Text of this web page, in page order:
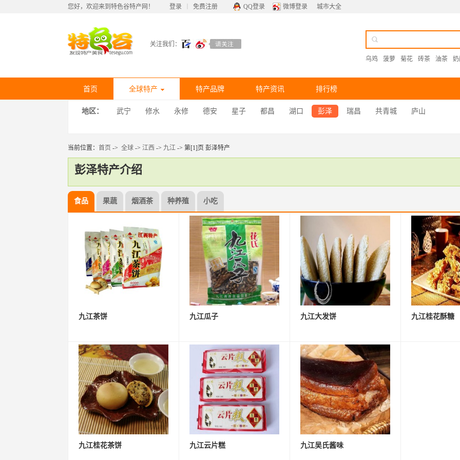
您好，欢迎来到特色谷特产网！ 登录 免费注册 QQ登录 微博登录 城市大全
关注我们：
乌鸡 菠萝 菊花 砖茶 油茶
首页 全球特产 特产品牌 特产资讯 排行榜
地区： 武宁 修水 永修 德安 星子 都昌 湖口 彭泽 瑞昌 共青城 庐山
当前位置： 首页 -> 全球 -> 江西 -> 九江 -> 第[1]页 彭泽特产
彭泽特产介绍
食品 果蔬 烟酒茶 种养殖 小吃
九江茶饼 九江瓜子 九江大发饼 九江桂花酥糖
九江桂花茶饼 九江云片糕 九江吴氏酱味